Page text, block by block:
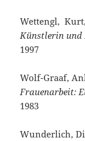
Wettengl,
Künstlerin
1997
Wolf-Graaf,
Frauenarbeit:
1983
Wunderlich,